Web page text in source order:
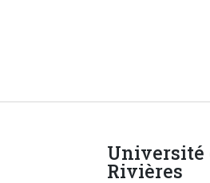
Université
Rivières